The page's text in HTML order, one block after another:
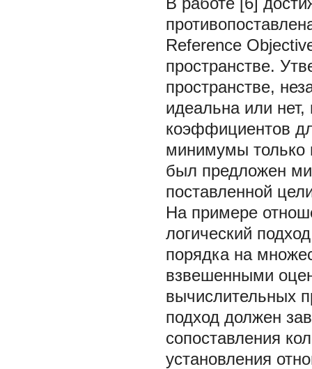
Reference
пространстве.
пространстве,
идеальна или
коэффициентов
минимумы только
был предложен
поставленной
На примере
логический
порядка на
взвешенными
вычислительных
подход должен
сопоставления
установления